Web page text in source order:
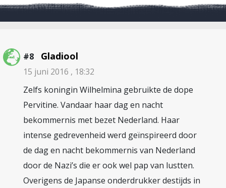
#8 Gladiool
15 juni 2016 , 18:32
Zelfs koningin Wilhelmina gebruikte de dope
Pervitine. Vandaar haar dag en nacht
bekommernis met bezet Nederland. Haar
intense gedrevenheid werd geïnspireerd door
de dag en nacht bekommernis van Nederland
door de Nazi’s die er ook wel pap van lustten.
Overigens de Japanse onderdrukker destijds in